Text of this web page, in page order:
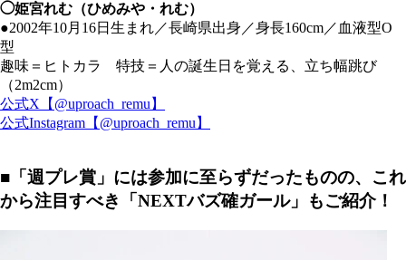
◯姫宮れむ（ひめみや・れむ）
●2002年10月16日生まれ／長崎県出身／身長160cm／血液型O
型
趣味＝ヒトカラ 特技＝人の誕生日を覚える、立ち幅跳び
（2m2cm）
公式X【@uproach_remu】
公式Instagram【@uproach_remu】
■「週プレ賞」には参加に至らずだったものの、これ
から注目すべき「NEXTバズ確ガール」もご紹介！